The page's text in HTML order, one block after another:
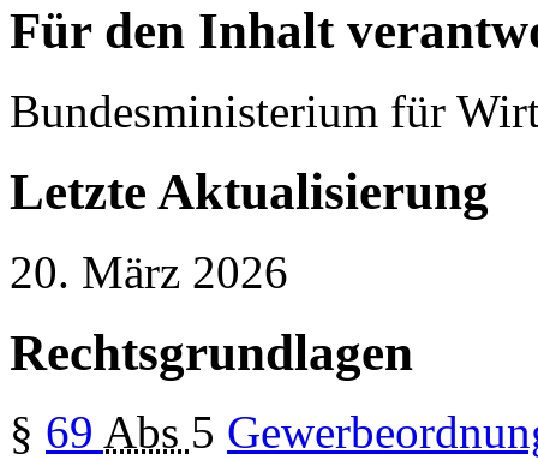
Für den Inhalt
Bundesministerium für
Letzte Aktualisierung
20. März 2026
Rechtsgrundlagen
§ 69 Abs 5